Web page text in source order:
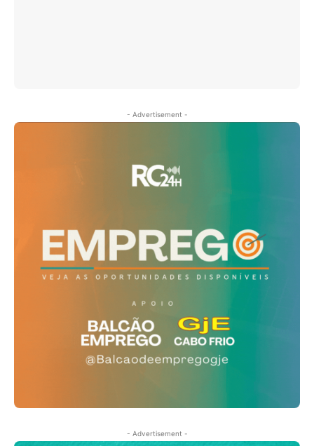
- Advertisement -
- Advertisement -